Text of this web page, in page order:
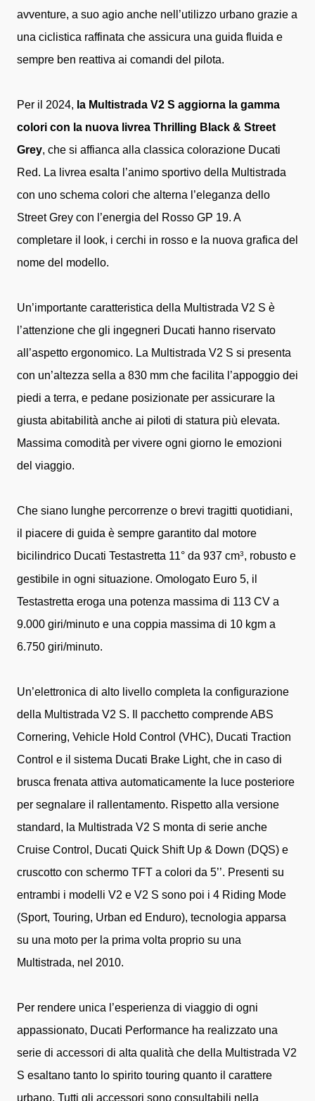
avventure, a suo agio anche nell’utilizzo urbano grazie a
una ciclistica raffinata che assicura una guida fluida e
sempre ben reattiva ai comandi del pilota.
Per il 2024, la Multistrada V2 S aggiorna la gamma
colori con la nuova livrea Thrilling Black & Street
Grey, che si affianca alla classica colorazione Ducati
Red. La livrea esalta l’animo sportivo della Multistrada
con uno schema colori che alterna l’eleganza dello
Street Grey con l’energia del Rosso GP 19. A
completare il look, i cerchi in rosso e la nuova grafica del
nome del modello.
Un’importante caratteristica della Multistrada V2 S è
l’attenzione che gli ingegneri Ducati hanno riservato
all’aspetto ergonomico. La Multistrada V2 S si presenta
con un’altezza sella a 830 mm che facilita l’appoggio dei
piedi a terra, e pedane posizionate per assicurare la
giusta abitabilità anche ai piloti di statura più elevata.
Massima comodità per vivere ogni giorno le emozioni
del viaggio.
Che siano lunghe percorrenze o brevi tragitti quotidiani,
il piacere di guida è sempre garantito dal motore
bicilindrico Ducati Testastretta 11° da 937 cm3, robusto e
gestibile in ogni situazione. Omologato Euro 5, il
Testastretta eroga una potenza massima di 113 CV a
9.000 giri/minuto e una coppia massima di 10 kgm a
6.750 giri/minuto.
Un’elettronica di alto livello completa la configurazione
della Multistrada V2 S. Il pacchetto comprende ABS
Cornering, Vehicle Hold Control (VHC), Ducati Traction
Control e il sistema Ducati Brake Light, che in caso di
brusca frenata attiva automaticamente la luce posteriore
per segnalare il rallentamento. Rispetto alla versione
standard, la Multistrada V2 S monta di serie anche
Cruise Control, Ducati Quick Shift Up & Down (DQS) e
cruscotto con schermo TFT a colori da 5’’. Presenti su
entrambi i modelli V2 e V2 S sono poi i 4 Riding Mode
(Sport, Touring, Urban ed Enduro), tecnologia apparsa
su una moto per la prima volta proprio su una
Multistrada, nel 2010.
Per rendere unica l’esperienza di viaggio di ogni
appassionato, Ducati Performance ha realizzato una
serie di accessori di alta qualità che della Multistrada V2
S esaltano tanto lo spirito touring quanto il carattere
urbano. Tutti gli accessori sono consultabili nella